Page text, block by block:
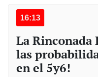
16:13
La Rinconada
las
en el 5y6!